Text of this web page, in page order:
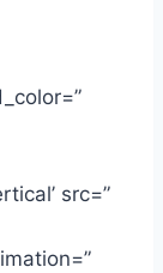
src=”